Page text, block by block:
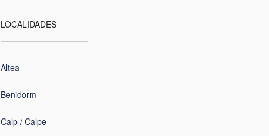
LOCALIDADES
Altea
Benidorm
Calp / Calpe